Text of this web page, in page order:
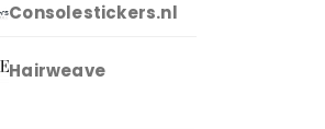
Consolestickers.nl
Hairweave